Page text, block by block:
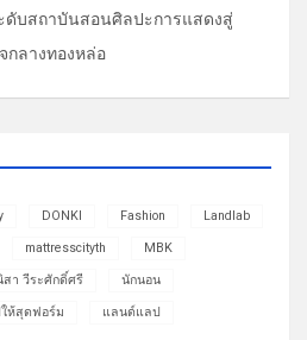
ะดับสถาบันสอนศิลปะการแสดงสู่
กลางทองหล่อ
DONKI Fashion Landlab
mattresscityth MBK
สา วีระศักดิ์ศรี นักนอน
ห้สุดฟอร์ม แลนด์แลป